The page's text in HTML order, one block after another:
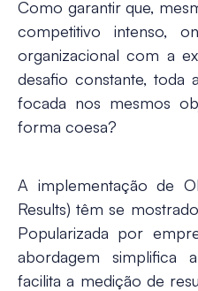
Como garantir que,
competitivo intenso,
organizacional com a
desafio constante, toda
focada nos mesmos
forma coesa?
A implementação de
Results) têm se
Popularizada por
abordagem simplifica
facilita a medição de